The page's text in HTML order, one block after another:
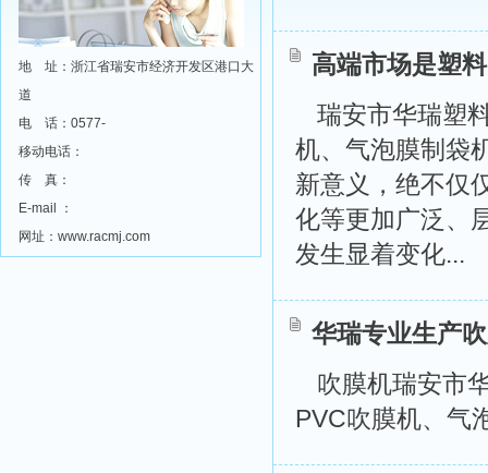
高端市场是塑
瑞安市华瑞塑
机、气泡膜制袋
新意义，绝不仅
化等更加广泛、
发生显着变化...
华瑞专业生产
吹膜机瑞安市
PVC吹膜机、气
地 址：浙江省瑞安市经济开发区港口大
道
电 话：0577-
移动电话：
传 真：
E-mail ：
网址：www.racmj.com